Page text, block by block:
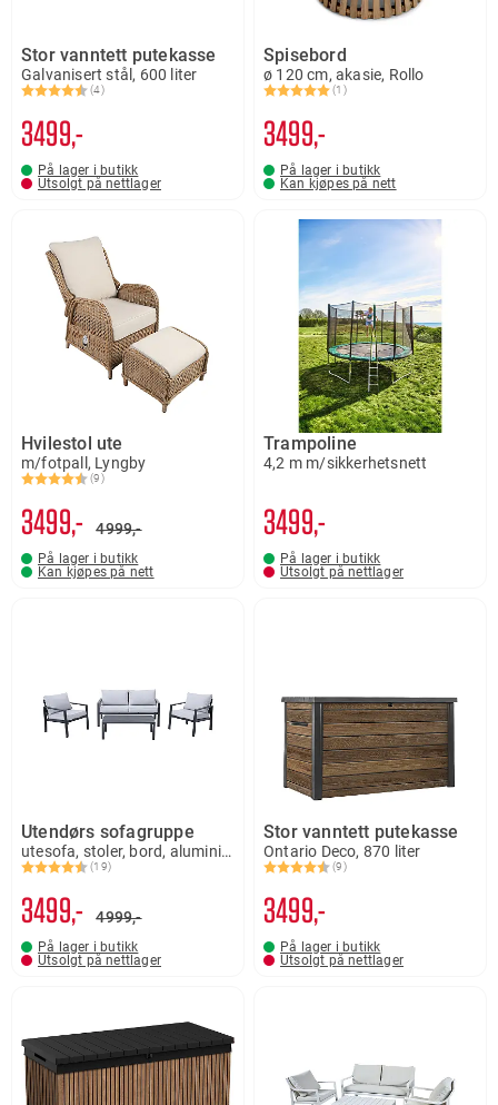
Stor vanntett putekasse
Galvanisert stål, 600 liter
Karakter:
(4)
4.3 av 5 mulige
3499,-
På lager i butikk
Utsolgt på nettlager
Spisebord
ø 120 cm, akasie, Rollo
Karakter:
(1)
5.0 av 5 mulige
3499,-
På lager i butikk
Kan kjøpes på nett
Hvilestol ute
m/fotpall, Lyngby
Karakter:
(9)
4.9 av 5 mulige
3499,- 4999,-
På lager i butikk
Kan kjøpes på nett
Trampoline
4,2 m m/sikkerhetsnett
3499,-
På lager i butikk
Utsolgt på nettlager
Utendørs sofagruppe
utesofa, stoler, bord, aluminium, Vejle
Karakter:
(19)
4.1 av 5 mulige
3499,- 4999,-
På lager i butikk
Utsolgt på nettlager
Stor vanntett putekasse
Ontario Deco, 870 liter
Karakter:
(9)
4.8 av 5 mulige
3499,-
På lager i butikk
Utsolgt på nettlager